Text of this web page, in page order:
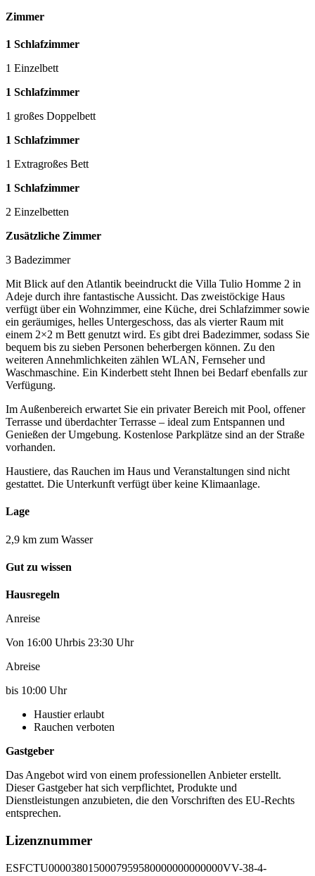
Zimmer
1 Schlafzimmer
1 Einzelbett
1 Schlafzimmer
1 großes Doppelbett
1 Schlafzimmer
1 Extragroßes Bett
1 Schlafzimmer
2 Einzelbetten
Zusätzliche Zimmer
3 Badezimmer
Mit Blick auf den Atlantik beeindruckt die Villa Tulio Homme 2 in
Adeje durch ihre fantastische Aussicht. Das zweistöckige Haus
verfügt über ein Wohnzimmer, eine Küche, drei Schlafzimmer sowie
ein geräumiges, helles Untergeschoss, das als vierter Raum mit
einem 2×2 m Bett genutzt wird. Es gibt drei Badezimmer, sodass Sie
bequem bis zu sieben Personen beherbergen können. Zu den
weiteren Annehmlichkeiten zählen WLAN, Fernseher und
Waschmaschine. Ein Kinderbett steht Ihnen bei Bedarf ebenfalls zur
Verfügung.
Im Außenbereich erwartet Sie ein privater Bereich mit Pool, offener
Terrasse und überdachter Terrasse – ideal zum Entspannen und
Genießen der Umgebung. Kostenlose Parkplätze sind an der Straße
vorhanden.
Haustiere, das Rauchen im Haus und Veranstaltungen sind nicht
gestattet. Die Unterkunft verfügt über keine Klimaanlage.
Lage
2,9 km zum Wasser
Gut zu wissen
Hausregeln
Anreise
Von 16:00 Uhrbis 23:30 Uhr
Abreise
bis 10:00 Uhr
Haustier erlaubt
Rauchen verboten
Gastgeber
Das Angebot wird von einem professionellen Anbieter erstellt.
Dieser Gastgeber hat sich verpflichtet, Produkte und
Dienstleistungen anzubieten, die den Vorschriften des EU-Rechts
entsprechen.
Lizenznummer
ESFCTU0000380150007959580000000000000VV-38-4-